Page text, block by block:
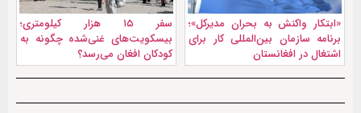
«ابتکار واکنش به بحران مدیرکل»؛
برنامه سازمان بین‌المللی کار برای
اشتغال در افغانستان
سفر ۱۵ هزار کیلومتری؛
بیسکویت‌های غنی‌شده چگونه به
کودکان افغان می‌رسد؟